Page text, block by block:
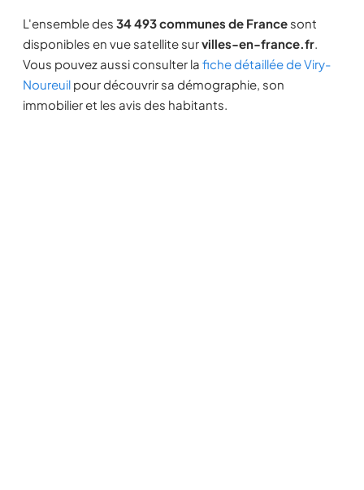
L'ensemble des 34 493 communes de France sont
disponibles en vue satellite survilles-en-france.fr.
Vous pouvez aussi consulter la fiche détaillée de Viry-
Noureuil pour découvrir sa démographie, son
immobilier et les avis des habitants.